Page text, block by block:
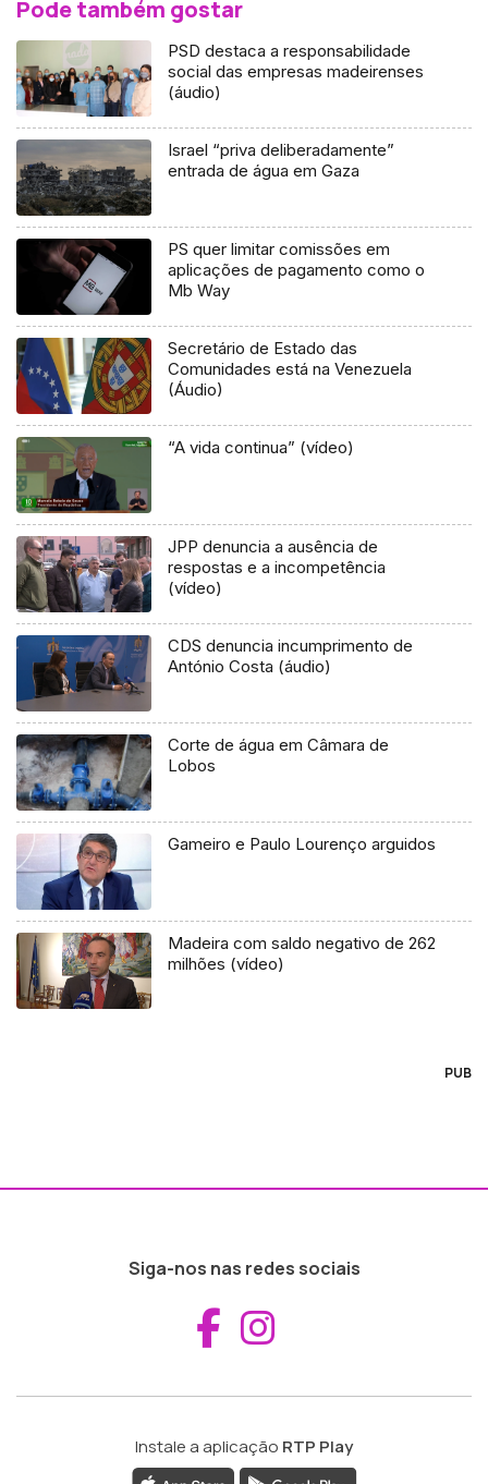
Pode também gostar
PSD destaca a responsabilidade
social das empresas madeirenses
(áudio)
Israel “priva deliberadamente”
entrada de água em Gaza
PS quer limitar comissões em
aplicações de pagamento como o
Mb Way
Secretário de Estado das
Comunidades está na Venezuela
(Áudio)
“A vida continua” (vídeo)
JPP denuncia a ausência de
respostas e a incompetência
(vídeo)
CDS denuncia incumprimento de
António Costa (áudio)
Corte de água em Câmara de
Lobos
Gameiro e Paulo Lourenço arguidos
Madeira com saldo negativo de 262
milhões (vídeo)
PUB
Siga-nos nas redes sociais
Aceder ao
Instale a aplicação RTP Play